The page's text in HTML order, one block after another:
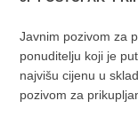
Javnim pozivom za
ponuditelju koji je
najvišu cijenu u
pozivom za